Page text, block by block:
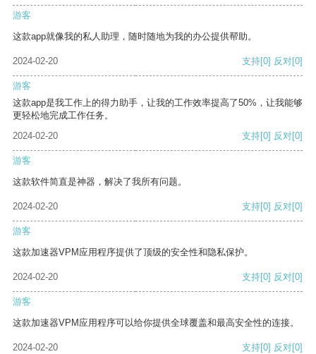
游客
这款app就像我的私人助理，随时随地为我的办公提供帮助。
2024-02-20 支持[0] 反对[0]
游客
这款app是我工作上的得力助手，让我的工作效率提高了50%，让我能够
更轻松地完成工作任务。
2024-02-20
支持[0] 反对[0]
游客
这款软件简直是神器，解决了我所有问题。
2024-02-20 支持[0] 反对[0]
游客
这款加速器VPM应用程序提供了顶级的安全性和隐私保护。
2024-02-20 支持[0] 反对[0]
游客
这款加速器VPM应用程序可以给你提供全球覆盖和最高安全性的连接。
2024-02-20 支持[0] 反对[0]